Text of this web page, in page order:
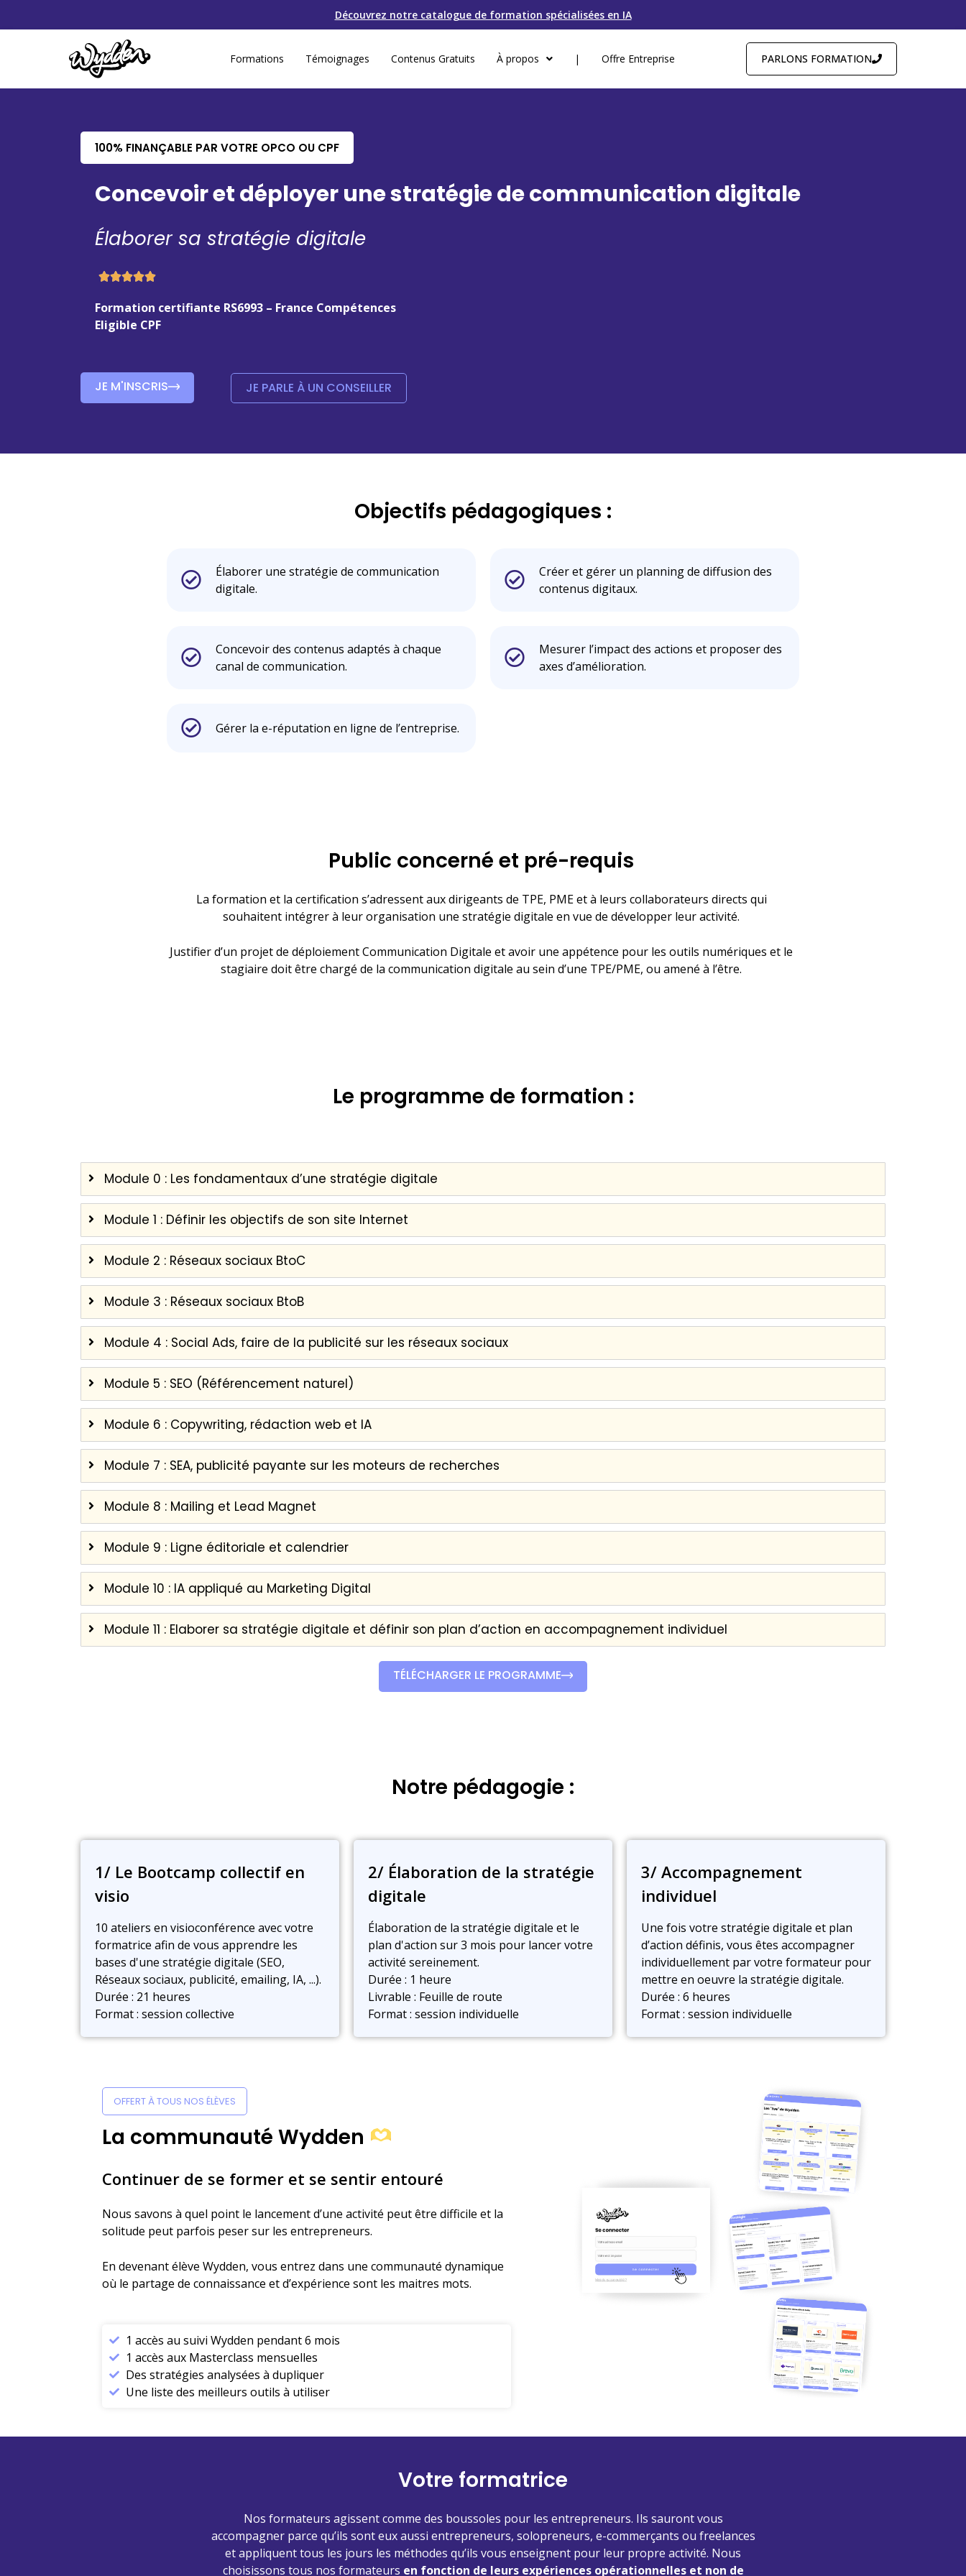
Découvrez notre catalogue de formation spécialisées en IA
Formations Témoignages Contenus Gratuits À propos | Offre Entreprise PARLONS FORMATION
100% FINANÇABLE PAR VOTRE OPCO OU CPF
Concevoir et déployer une stratégie de communication digitale
Élaborer sa stratégie digitale
Formation certifiante RS6993 – France Compétences
Eligible CPF
JE M'INSCRIS JE PARLE À UN CONSEILLER
Objectifs pédagogiques :
Élaborer une stratégie de communication
digitale.
Créer et gérer un planning de diffusion des
contenus digitaux.
Concevoir des contenus adaptés à chaque
canal de communication.
Mesurer l’impact des actions et proposer des
axes d’amélioration.
Gérer la e-réputation en ligne de l’entreprise.
Public concerné et pré-requis
La formation et la certification s’adressent aux dirigeants de TPE, PME et à leurs collaborateurs directs qui
souhaitent intégrer à leur organisation une stratégie digitale en vue de développer leur activité.
Justifier d’un projet de déploiement Communication Digitale et avoir une appétence pour les outils numériques et le
stagiaire doit être chargé de la communication digitale au sein d’une TPE/PME, ou amené à l’être.
Le programme de formation :
Module 0 : Les fondamentaux d’une stratégie digitale
Module 1 : Définir les objectifs de son site Internet
Module 2 : Réseaux sociaux BtoC
Module 3 : Réseaux sociaux BtoB
Module 4 : Social Ads, faire de la publicité sur les réseaux sociaux
Module 5 : SEO (Référencement naturel)
Module 6 : Copywriting, rédaction web et IA
Module 7 : SEA, publicité payante sur les moteurs de recherches
Module 8 : Mailing et Lead Magnet
Module 9 : Ligne éditoriale et calendrier
Module 10 : IA appliqué au Marketing Digital
Module 11 : Elaborer sa stratégie digitale et définir son plan d’action en accompagnement individuel
TÉLÉCHARGER LE PROGRAMME
Notre pédagogie :
1/ Le Bootcamp collectif en
visio
10 ateliers en visioconférence avec votre
formatrice afin de vous apprendre les
bases d'une stratégie digitale (SEO,
Réseaux sociaux, publicité, emailing, IA, ...).
Durée : 21 heures
Format : session collective
2/ Élaboration de la stratégie
digitale
Élaboration de la stratégie digitale et le
plan d'action sur 3 mois pour lancer votre
activité sereinement.
Durée : 1 heure
Livrable : Feuille de route
Format : session individuelle
3/ Accompagnement
individuel
Une fois votre stratégie digitale et plan
d’action définis, vous êtes accompagner
individuellement par votre formateur pour
mettre en oeuvre la stratégie digitale.
Durée : 6 heures
Format : session individuelle
OFFERT À TOUS NOS ÉLÈVES
La communauté Wydden
Continuer de se former et se sentir entouré
Nous savons à quel point le lancement d’une activité peut être difficile et la
solitude peut parfois peser sur les entrepreneurs.
En devenant élève Wydden, vous entrez dans une communauté dynamique
où le partage de connaissance et d’expérience sont les maitres mots.
1 accès au suivi Wydden pendant 6 mois
1 accès aux Masterclass mensuelles
Des stratégies analysées à dupliquer
Une liste des meilleurs outils à utiliser
Votre formatrice
Nos formateurs agissent comme des boussoles pour les entrepreneurs. Ils sauront vous
accompagner parce qu’ils sont eux aussi entrepreneurs, solopreneurs, e-commerçants ou freelances
et appliquent tous les jours les méthodes qu’ils vous enseignent pour leur propre activité. Nous
choisissons tous nos formateurs en fonction de leurs expériences opérationnelles et non de